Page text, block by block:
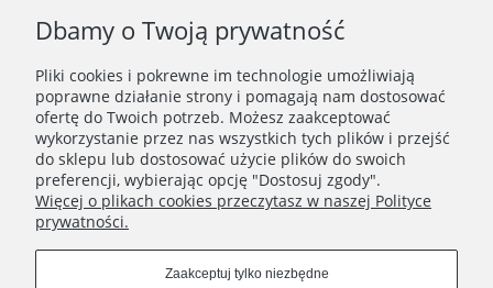
Dbamy o Twoją prywatność
Pliki cookies i pokrewne im technologie umożliwiają
poprawne działanie strony i pomagają nam dostosować
ofertę do Twoich potrzeb. Możesz zaakceptować
wykorzystanie przez nas wszystkich tych plików i przejść
do sklepu lub dostosować użycie plików do swoich
preferencji, wybierając opcję "Dostosuj zgody".
Więcej o plikach cookies przeczytasz w naszej Polityce
prywatności.
Zaakceptuj tylko niezbędne